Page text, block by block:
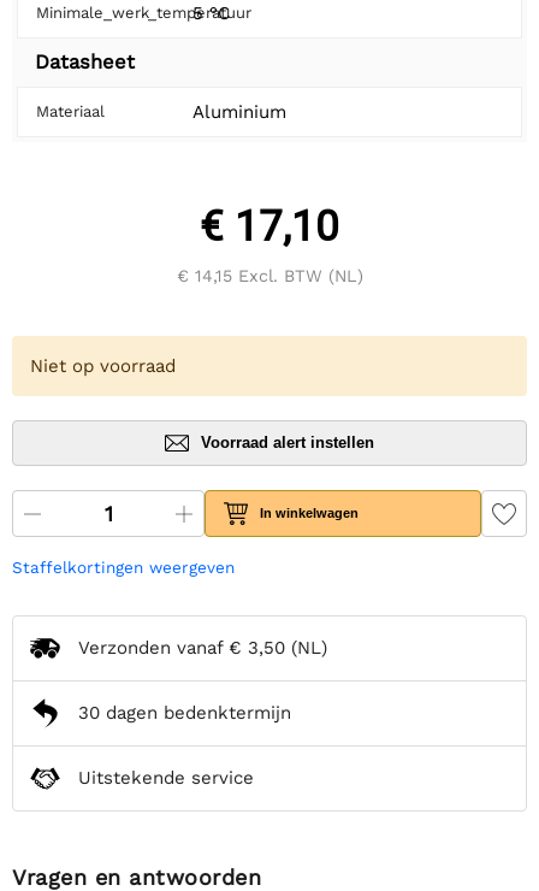
Minimale_werk_temperatuur
5 °C
Datasheet
Materiaal Aluminium
€ 17,10
€ 14,15Excl. BTW (NL)
Niet op voorraad
Voorraad alert instellen
In winkelwagen
Staffelkortingen weergeven
Verzonden vanaf € 3,50 (NL)
30 dagen bedenktermijn
Uitstekende service
Vragen en antwoorden